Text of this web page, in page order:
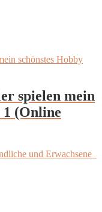
spielen mein
1 (Online
und Erwachsene